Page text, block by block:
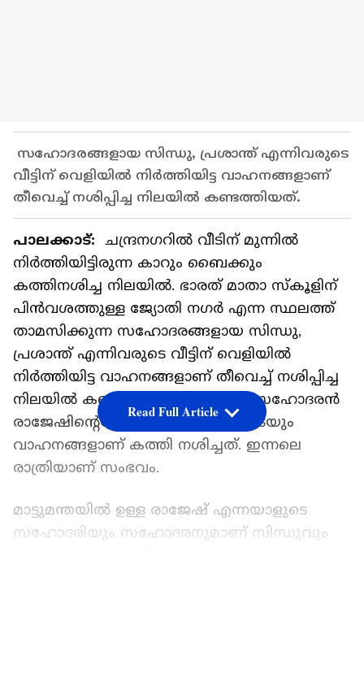
സഹോദരങ്ങളായ സിന്ധു, പ്രശാന്ത് എന്നിവരുടെ
വീട്ടിന് വെളിയിൽ നിർത്തിയിട്ട വാഹനങ്ങളാണ്
തീവെച്ച് നശിപ്പിച്ച നിലയിൽ കണ്ടത്തിയത്.
പാലക്കാട്: ചന്ദ്രനഗറിൽ വീടിന് മുന്നിൽ
നിർത്തിയിട്ടിരുന്ന കാറും ബൈക്കും
കത്തിനശിച്ച നിലയിൽ. ഭാരത് മാതാ സ്കൂളിന്
പിൻവശത്തുള്ള ജ്യോതി നഗർ എന്ന സ്ഥലത്ത്
താമസിക്കുന്ന സഹോദരങ്ങളായ സിന്ധു,
പ്രശാന്ത് എന്നിവരുടെ വീട്ടിന് വെളിയിൽ
നിർത്തിയിട്ട വാഹനങ്ങളാണ് തീവെച്ച് നശിപ്പിച്ച
നിലയിൽ കണ്ടത്തിയത്. ഇവരുടെ സഹോദരന്‍
രാജേഷിന്‍റെയും സുഹൃത്തുക്കളുടെയും
വാഹനങ്ങളാണ് കത്തി നശിച്ചത്. ഇന്നലെ
രാത്രിയാണ് സംഭവം.
മാട്ടുമന്തയിൽ ഉള്ള രാജേഷ് എന്നയാളുടെ
സഹോദരിയും സഹോദരനുമാണ് സിന്ധുവും
Read Full Article